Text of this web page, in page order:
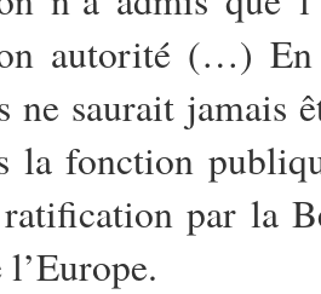
autorité (…) En
ne saurait jamais
la fonction
par la